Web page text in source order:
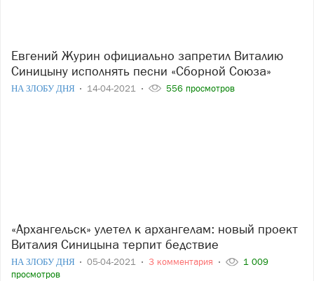
Евгений Журин официально запретил Виталию
Синицыну исполнять песни «Сборной Союза»
НА ЗЛОБУ ДНЯ 14-04-2021 556 просмотров
«Архангельск» улетел к архангелам: новый проект
Виталия Синицына терпит бедствие
НА ЗЛОБУ ДНЯ 05-04-2021 3 комментария
1 009
просмотров